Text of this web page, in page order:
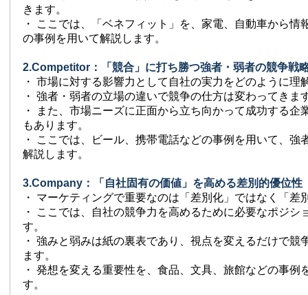
きます。
・ ここでは、「ベネフィット」を、家電、自動車から情
の事例を用いて解説します。
2.Competitor：「競合」に打ち勝つ強者・弱者の競争戦
・ 市場に対する影響力として自社の実力をどのように理
・ 強者・弱者の立場の違いで競争の仕方は変わってきま
・ また、市場ニーズに正面から立ち向かって成功する企
もあります。
・ ここでは、ビール、携帯電話などの事例を用いて、強
解説します。
3.Company：「自社固有の価値」を高める差別的優位性
・ マーケティングで重要なのは「差別化」ではなく「差
・ ここでは、自社の競争力を高めるために必要なポジシ
す。
・ 強みと弱みは紙の裏表であり、視点を変えるだけで競
ます。
・ 発想を変える重要性を、食品、文具、旅館などの事例
す。